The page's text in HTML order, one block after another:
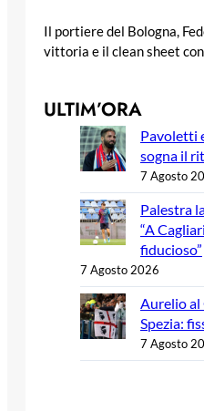
Il portiere del Bologna,
vittoria e il clean sheet
ULTIM’ORA
Pavoletti
sogna il
7 Agosto
Palestra
“A
fiducioso”
7 Agosto 2026
Aurelio al
Spezia:
7 Agosto